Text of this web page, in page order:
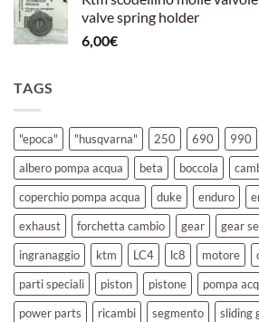
valve spring holder
6,00€
TAGS
"epoca" "husqvarna" 250 690 990
albero pompa acqua
beta boccola
coperchio pompa acqua
duke enduro
exhaust
forchetta cambio gear
gear
ingranaggio
ktm LC4 lc8 motore
parti speciali
piston pistone pompa
power parts
ricambi segmento sliding